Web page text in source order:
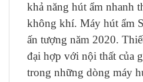
khả năng hút ẩm nhanh
không khí. Máy hút ẩm
ấn tượng năm 2020.
đại hợp với nội thất của
trong những dòng máy